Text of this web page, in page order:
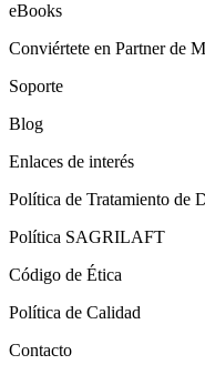
eBooks
Conviértete en Partner de
Soporte
Blog
Enlaces de interés
Política de Tratamiento de
Política SAGRILAFT
Código de Ética
Política de Calidad
Contacto